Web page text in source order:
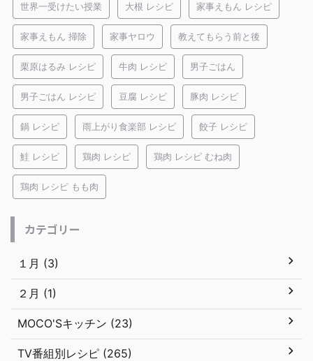
世界一受けたい授業 大根 レシピ 家事えもん レシピ
家事えもん 掃除 家事ヤロウ 教えてもらう前と後
栗原はるみ レシピ 牛肉 レシピ 男子ごはん
男子ごはん レシピ 豆腐 レシピ 豚肉 レシピ
鍋 レシピ 雨上がり食楽部 レシピ 餃子 レシピ
鮭 レシピ 鶏肉 レシピ 鶏肉 レシピ むね肉
鶏肉 レシピ もも肉
カテゴリー
１月 (3)
２月 (1)
MOCO'Sキッチン (23)
TV番組別レシピ (265)